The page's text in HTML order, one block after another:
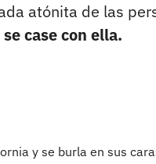
atónita de las
case con ella.
y se burla en sus